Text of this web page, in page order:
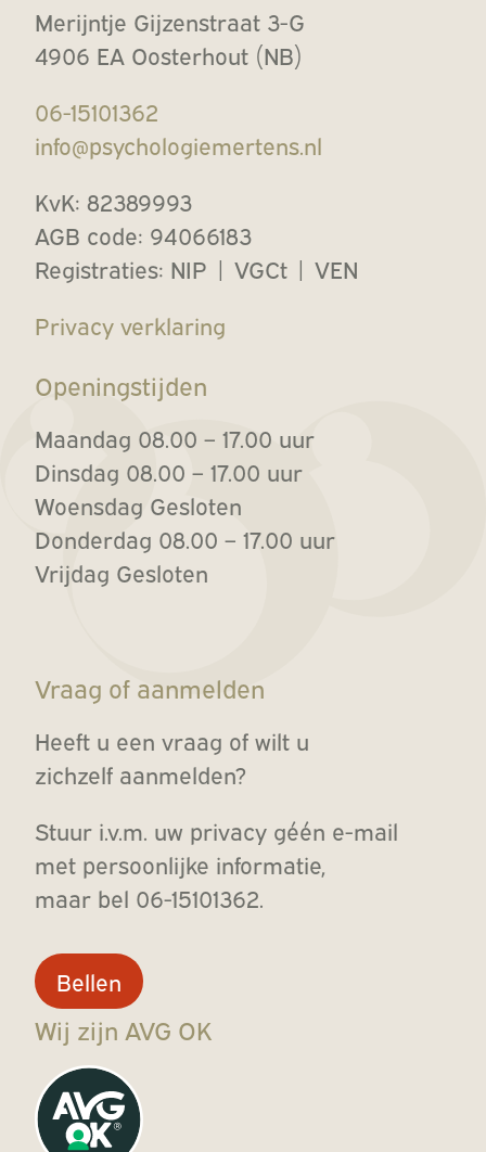
Merijntje Gijzenstraat 3-G
4906 EA Oosterhout (NB)
06-15101362
info@psychologiemertens.nl
KvK: 82389993
AGB code: 94066183
Registraties: NIP | VGCt | VEN
Privacy verklaring
Openingstijden
Maandag 08.00 – 17.00 uur
Dinsdag 08.00 – 17.00 uur
Woensdag Gesloten
Donderdag 08.00 – 17.00 uur
Vrijdag Gesloten
Vraag of aanmelden
Heeft u een vraag of wilt u
zichzelf aanmelden?
Stuur i.v.m. uw privacy géén e-mail
met persoonlijke informatie,
maar bel 06-15101362.
Bellen
Wij zijn AVG OK